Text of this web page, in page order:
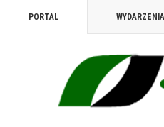
PORTAL WYDARZENIA